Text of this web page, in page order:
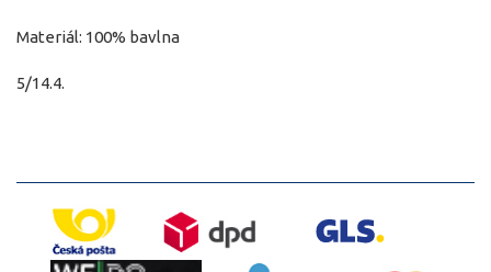
Materiál: 100% bavlna
5/14.4.